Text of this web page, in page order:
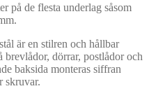
på de flesta underlag såsom
är en stilren och hållbar
dörrar, postlådor och
baksida monteras siffran
skruvar.